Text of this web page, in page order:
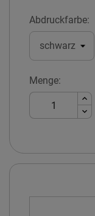
Abdruckfarbe:
Menge: